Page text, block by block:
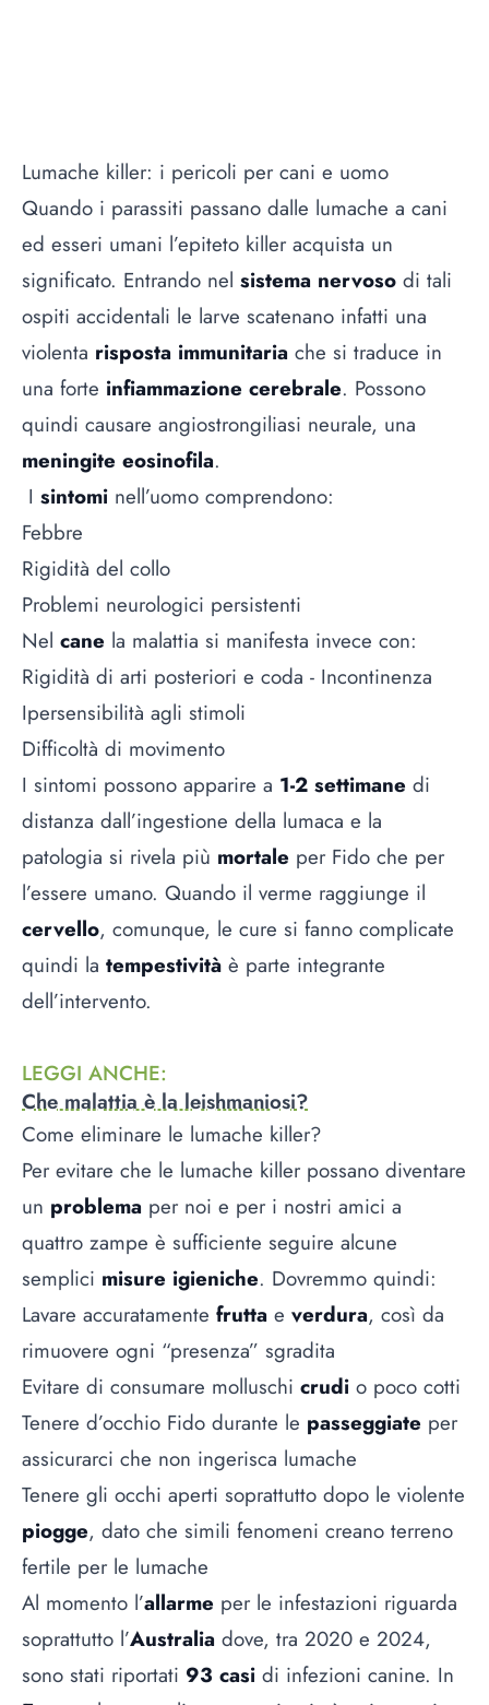
Lumache killer: i pericoli per cani e uomo
Quando i parassiti passano dalle lumache a cani
ed esseri umani l’epiteto killer acquista un
significato. Entrando nel sistema nervoso di tali
ospiti accidentali le larve scatenano infatti una
violenta risposta immunitaria che si traduce in
una forte infiammazione cerebrale. Possono
quindi causare angiostrongiliasi neurale, una
meningite eosinofila.
I sintomi nell’uomo comprendono:
Febbre
Rigidità del collo
Problemi neurologici persistenti
Nel cane la malattia si manifesta invece con:
Rigidità di arti posteriori e coda - Incontinenza
Ipersensibilità agli stimoli
Difficoltà di movimento
I sintomi possono apparire a 1-2 settimane di
distanza dall’ingestione della lumaca e la
patologia si rivela più mortale per Fido che per
l’essere umano. Quando il verme raggiunge il
cervello, comunque, le cure si fanno complicate
quindi la tempestività è parte integrante
dell’intervento.
LEGGI ANCHE:
Che malattia è la leishmaniosi?
Come eliminare le lumache killer?
Per evitare che le lumache killer possano diventare
un problema per noi e per i nostri amici a
quattro zampe è sufficiente seguire alcune
semplici misure igieniche. Dovremmo quindi:
Lavare accuratamente frutta e verdura, così da
rimuovere ogni “presenza” sgradita
Evitare di consumare molluschi crudi o poco cotti
Tenere d’occhio Fido durante le passeggiate per
assicurarci che non ingerisca lumache
Tenere gli occhi aperti soprattutto dopo le violente
piogge, dato che simili fenomeni creano terreno
fertile per le lumache
Al momento l’allarme per le infestazioni riguarda
soprattutto l’Australia dove, tra 2020 e 2024,
sono stati riportati 93 casi di infezioni canine. In